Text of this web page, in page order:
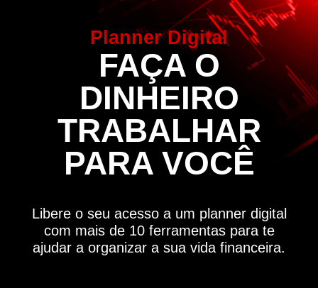
Planner Digital
FAÇA O
DINHEIRO
TRABALHAR
PARA VOCÊ
Libere o seu acesso a um planner digital
com mais de 10 ferramentas para te
ajudar a organizar a sua vida financeira.